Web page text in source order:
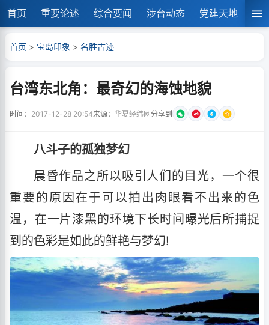
首页 重要论述 综合要闻 涉台动态 党建天地 湘
首页 > 宝岛印象 > 名胜古迹
台湾东北角：最奇幻的海蚀地貌
时间： 2017-12-28 20:54来源： 华夏经纬网分享到
八斗子的孤独梦幻
晨昏作品之所以吸引人们的目光，一个很
重要的原因在于可以拍出肉眼看不出来的色
温，在一片漆黑的环境下长时间曝光后所捕捉
到的色彩是如此的鲜艳与梦幻!